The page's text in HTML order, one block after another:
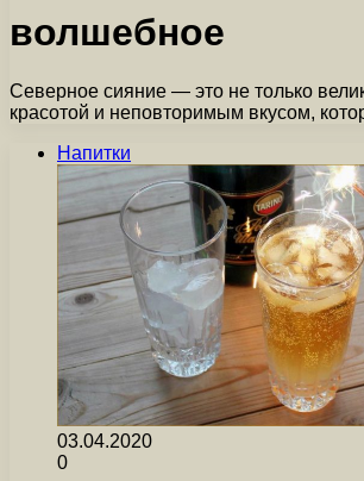
волшебное
Северное сияние — это не только
красотой и неповторимым вкусом,
Напитки
03.04.2020
0